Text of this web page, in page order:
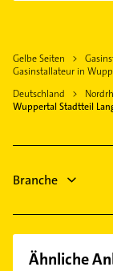
Hattingen Ruhr
Velbert
Immobilien
Phoniatrie
Immobilien
Gartenbau &
Hausarzt
Gelbe Seiten
Gasinstallateur in
Deutschland
Wuppertal Stadtteil
Branche
Ähnliche